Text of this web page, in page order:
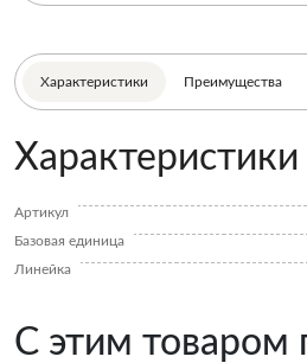
Характеристики Преимущества
Характеристики
Артикул
Базовая единица
Линейка
С этим товаром